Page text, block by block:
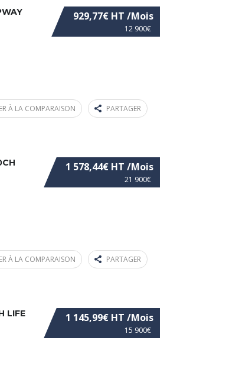
12 900€
929,77€ HT /Mois
À LA COMPARAISON PARTAGER
21 900€
1 578,44€ HT /Mois
À LA COMPARAISON PARTAGER
15 900€
1 145,99€ HT /Mois
LIFE